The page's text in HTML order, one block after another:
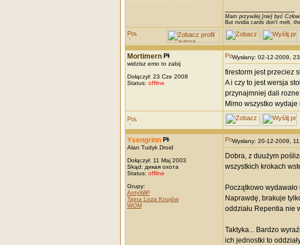
Mam przywilej [nie] być
But nvidia cards don't melt,
Mortimern
widzisz emo to zabij
Dołączył: 23 Cze 2008
Status: offline
Wysłany: 02-12-2009,
firestorm jest przeciez
A i czy to jest wersja
przynajmniej dali
Mimo wszystko
Ysengrinn
Alan Tudyk Droid
Dołączył: 11 Maj 2003
Skąd: дикая охота
Status: offline
Grupy:
AntyWiP
Tajna Loża Knujów
WOM
Wysłany: 20-12-2009,
Dobra, z duużym
wszystkich krokach
Początkowo
Naprawdę, brakuje
oddziału Repentia nie
Taktyka... Bardzo
ich jednostki to